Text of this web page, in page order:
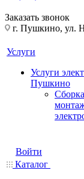
Заказать звонок
г. Пушкино, ул.
Услуги
Услуги
Пушкино
Войти
Каталог